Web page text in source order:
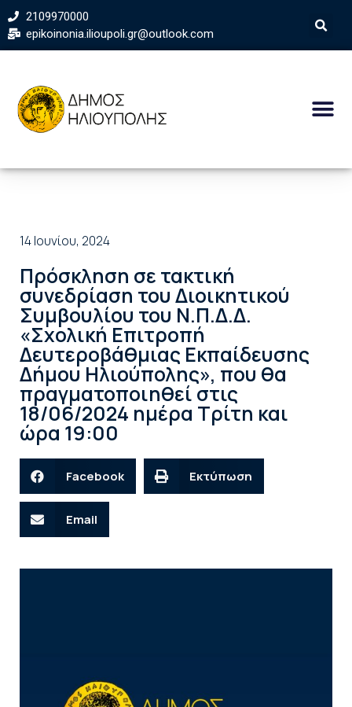
2109970000
epikoinonia.ilioupoli.gr@outlook.com
14 Ιουνίου, 2024
Πρόσκληση σε τακτική
συνεδρίαση του Διοικητικού
Συμβουλίου του Ν.Π.Δ.Δ.
«Σχολική Επιτροπή
Δευτεροβάθμιας Εκπαίδευσης
Δήμου Ηλιούπολης», που θα
πραγματοποιηθεί στις
18/06/2024 ημέρα Τρίτη και
ώρα 19:00
Facebook Εκτύπωση
Email